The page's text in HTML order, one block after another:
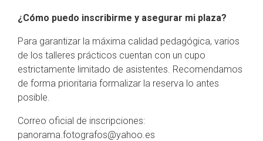
¿Cómo puedo inscribirme y asegurar mi plaza?
Para garantizar la máxima calidad pedagógica, varios
de los talleres prácticos cuentan con un cupo
estrictamente limitado de asistentes. Recomendamos
de forma prioritaria formalizar la reserva lo antes
posible.
Correo oficial de inscripciones:
panorama.fotografos@yahoo.es